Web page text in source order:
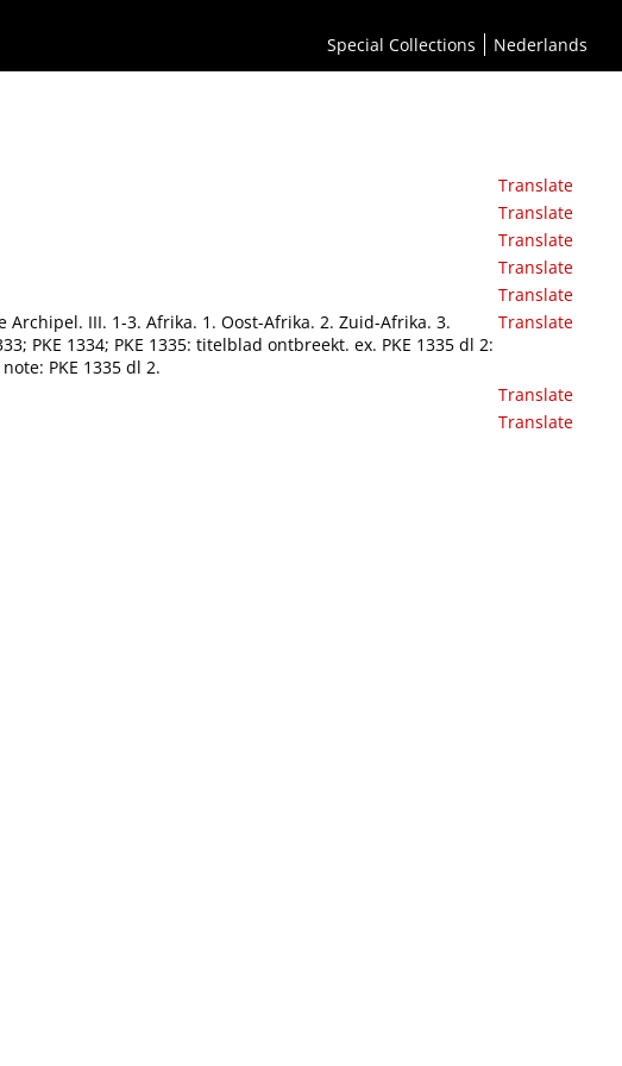
Special Collections Nederlands
Translate
Translate
Translate
Translate
Translate
Archipel. III. 1-3. Afrika. 1. Oost-Afrika. 2. Zuid-Afrika. 3.
PKE 1334; PKE 1335: titelblad ontbreekt. ex. PKE 1335 dl 2:
PKE 1335 dl 2.
Translate
Translate
Translate